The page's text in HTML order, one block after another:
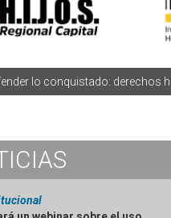
lo conquistado: derechos